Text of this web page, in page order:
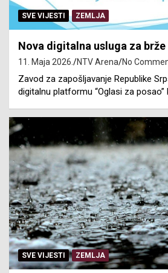
SVE VIJESTI ZEMLJA
Nova digitalna usluga za
11. Maja 2026. NTV Arena No
Zavod za zapošljavanje Republike
digitalnu platformu “Oglasi za
SVE VIJESTI ZEMLJA